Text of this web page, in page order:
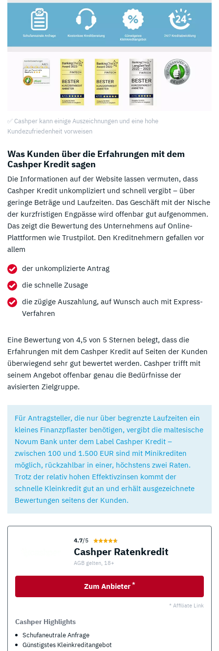
✅ Cashper kann einige Auszeichnungen und eine hohe
Kundezufriedenheit vorweisen
Was Kunden über die Erfahrungen mit dem
Cashper Kredit sagen
Die Informationen auf der Website lassen vermuten, dass
Cashper Kredit unkompliziert und schnell vergibt – über
geringe Beträge und Laufzeiten. Das Geschäft mit der Nische
der kurzfristigen Engpässe wird offenbar gut aufgenommen.
Das zeigt die Bewertung des Unternehmens auf Online-
Plattformen wie Trustpilot. Den Kreditnehmern gefallen vor
allem
der unkomplizierte Antrag
die schnelle Zusage
die zügige Auszahlung, auf Wunsch auch mit Express-
Verfahren
Eine Bewertung von 4,5 von 5 Sternen belegt, dass die
Erfahrungen mit dem Cashper Kredit auf Seiten der Kunden
überwiegend sehr gut bewertet werden. Cashper trifft mit
seinem Angebot offenbar genau die Bedürfnisse der
avisierten Zielgruppe.
Für Antragsteller, die nur über begrenzte Laufzeiten ein
kleines Finanzpflaster benötigen, vergibt die maltesische
Novum Bank unter dem Label Cashper Kredit –
zwischen 100 und 1.500 EUR sind mit Minikrediten
möglich, rückzahlbar in einer, höchstens zwei Raten.
Trotz der relativ hohen Effektivzinsen kommt der
schnelle Kleinkredit gut an und erhält ausgezeichnete
Bewertungen seitens der Kunden.
4.7/5
Cashper Ratenkredit
AGB gelten, 18+
Zum Anbieter *
* Affiliate Link
Cashper Highlights
Schufaneutrale Anfrage
Günstigstes Kleinkreditangebot